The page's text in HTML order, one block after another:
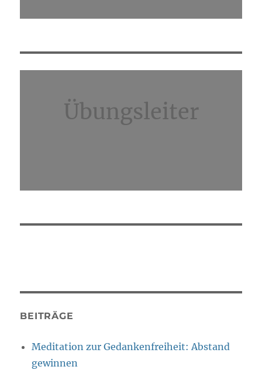
Übungsleiter
BEITRÄGE
Meditation zur Gedankenfreiheit: Abstand
gewinnen